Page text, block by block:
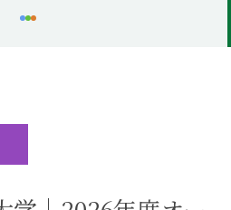
四徳学園